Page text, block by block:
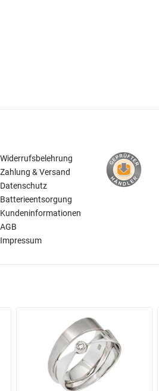
Widerrufsbelehrung
Zahlung & Versand
Datenschutz
Batterieentsorgung
Kundeninformationen
AGB
Impressum